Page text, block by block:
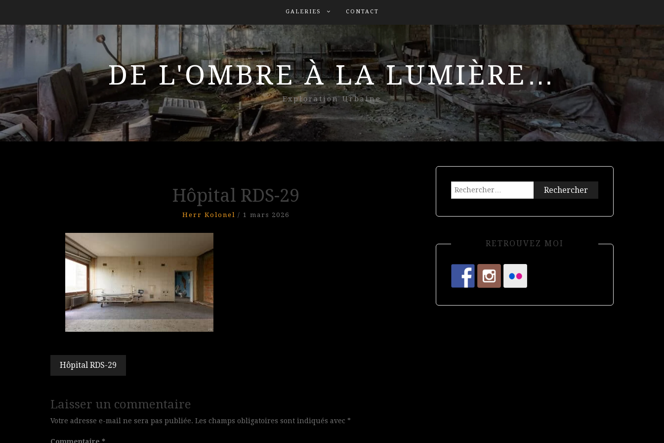
GALERIES CONTACT
DE L'OMBRE À LA LUMIÈRE…
Exploration Urbaine
Hôpital RDS-29
Herr Kolonel / 1 mars 2026
Navigation
de
l’article
Hôpital RDS-29
Laisser un commentaire
Votre adresse e-mail ne sera pas publiée. Les champs obligatoires sont indiqués avec *
Rechercher :
RETROUVEZ MOI